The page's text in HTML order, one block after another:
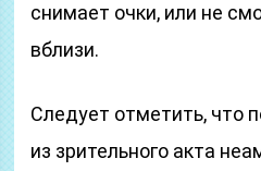
снимает очки, или не
вблизи.
Следует отметить, что
из зрительного акта